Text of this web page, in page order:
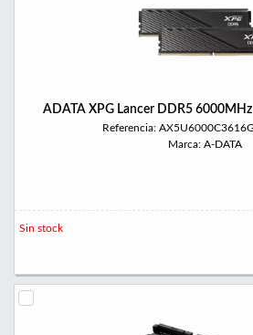
ADATA XPG Lancer DDR5
Referencia:
Marca: A-DATA
Sin stock